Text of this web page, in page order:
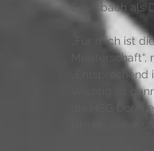
Egelsbach als
„Für mich ist
Wichtig ist
die HSG
Übungsleiter